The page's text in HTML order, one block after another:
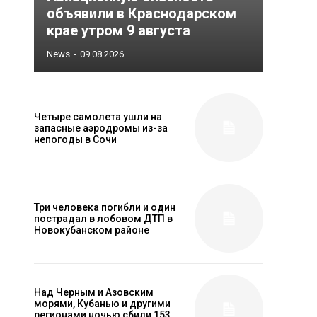
объявили в Краснодарском
крае утром 9 августа
News - 09.08.2026
Четыре самолета ушли на
запасные аэродромы из-за
непогоды в Сочи
Три человека погибли и один
пострадал в лобовом ДТП в
Новокубанском районе
Над Черным и Азовским
морями, Кубанью и другими